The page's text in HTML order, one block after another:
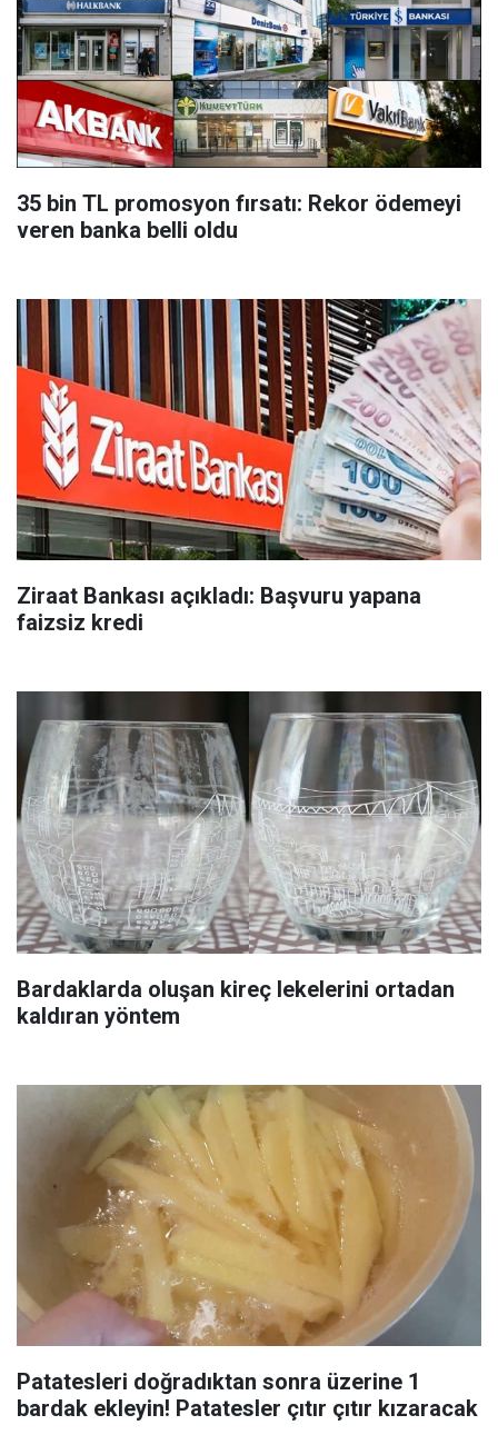
35 bin TL promosyon fırsatı: Rekor ödemeyi
veren banka belli oldu
Ziraat Bankası açıkladı: Başvuru yapana
faizsiz kredi
Bardaklarda oluşan kireç lekelerini ortadan
kaldıran yöntem
Patatesleri doğradıktan sonra üzerine 1
bardak ekleyin! Patatesler çıtır çıtır kızaracak